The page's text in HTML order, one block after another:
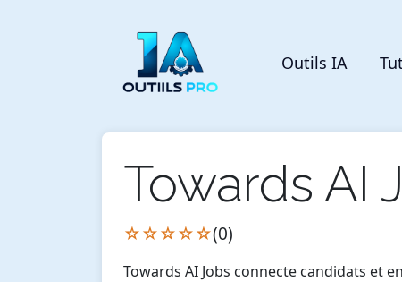
Outils IA
Towards AI
☆☆☆☆☆(0)
Towards AI Jobs connecte candidats et